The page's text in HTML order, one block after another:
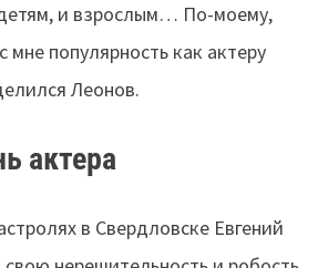
и взрослым… По-моему,
мне популярность как актеру
Леонов.
актера
в Свердловске Евгений